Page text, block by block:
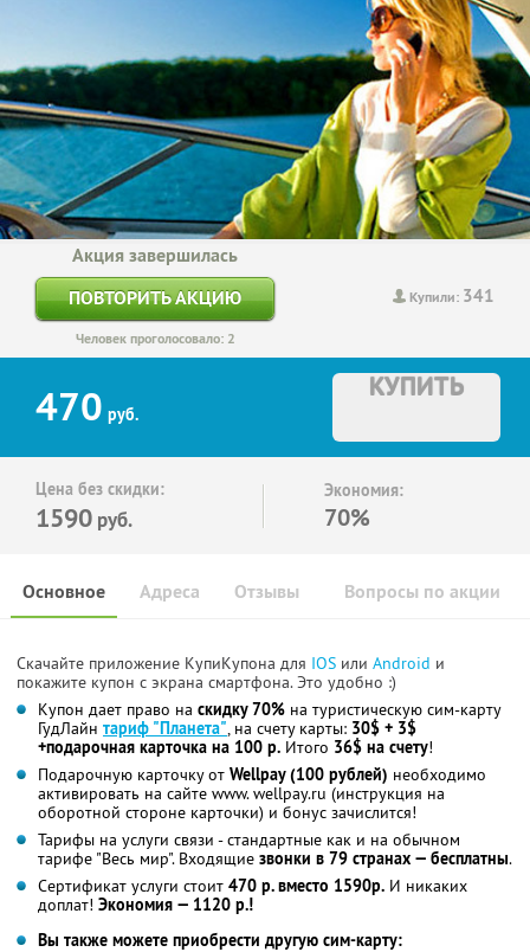
Купили: 341
Акция завершилась
ПОВТОРИТЬ АКЦИЮ
Человек проголосовало: 2
470 руб.
КУПИТЬ
Цена без скидки:
1590 руб.
Экономия:
70%
Основное Отзывы Вопросы по акции
Адреса
Скачайте приложение КупиКупона для IOS или Android и
покажите купон с экрана смартфона. Это удобно :)
Купон дает право на скидку 70% на туристическую сим-карту
ГудЛайн тариф "Планета", на счету карты: 30$ + 3$
+подарочная карточка на 100 р. Итого 36$ на счету!
Подарочную карточку от Wellpay (100 рублей) необходимо
активировать на сайте www. wellpay.ru (инструкция на
оборотной стороне карточки) и бонус зачислится!
Тарифы на услуги связи - стандартные как и на обычном
тарифе "Весь мир". Входящие звонки в 79 странах — бесплатны.
Сертификат услуги стоит 470 р. вместо 1590р. И никаких
доплат! Экономия — 1120 р.!
Вы также можете приобрести другую сим-карту: